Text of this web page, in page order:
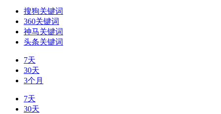
搜狗关键词
360关键词
神马关键词
头条关键词
7天
30天
3个月
7天
30天